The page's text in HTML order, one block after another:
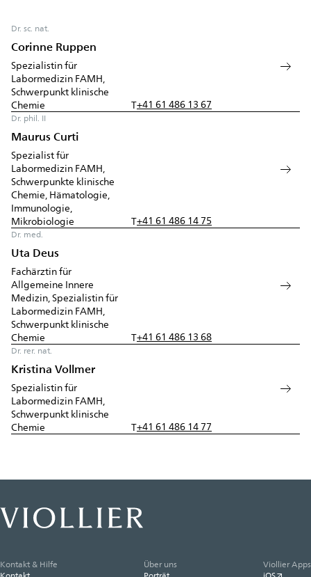
Dr. sc. nat.
Corinne Ruppen
Spezialistin für
Labormedizin FAMH,
Schwerpunkt klinische
Chemie
T+41 61 486 13 67
Dr. phil. II
Maurus Curti
Spezialist für
Labormedizin FAMH,
Schwerpunkte klinische
Chemie, Hämatologie,
Immunologie,
Mikrobiologie
T+41 61 486 14 75
Dr. med.
Uta Deus
Fachärztin für
Allgemeine Innere
Medizin, Spezialistin für
Labormedizin FAMH,
Schwerpunkt klinische
Chemie
T+41 61 486 13 68
Dr. rer. nat.
Kristina Vollmer
Spezialistin für
Labormedizin FAMH,
Schwerpunkt klinische
Chemie
T+41 61 486 14 77
Kontakt & Hilfe
Über uns
Viollier Apps